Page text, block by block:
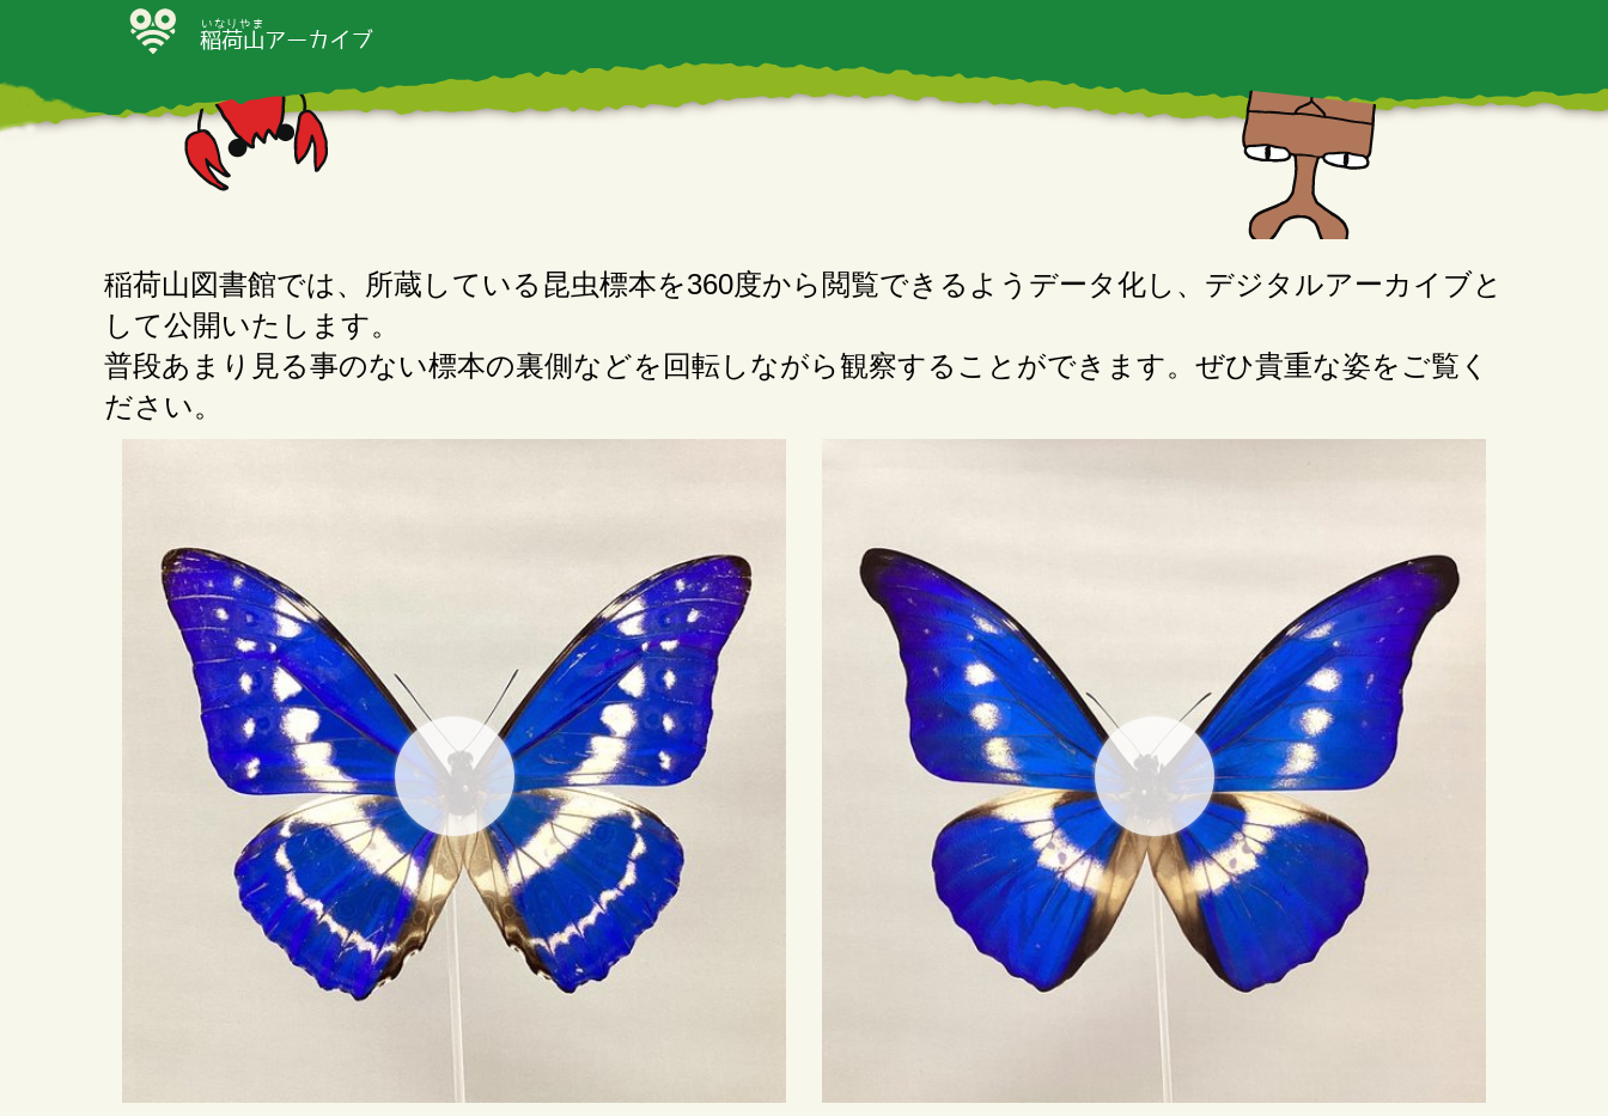
稲荷山
いなりやま
アーカイブ
稲荷山図書館では、所蔵している昆虫標本を360度から閲覧できるようデータ化し、デジタルアーカイブと
して公開いたします。
普段あまり見る事のない標本の裏側などを回転しながら観察することができます。ぜひ貴重な姿をご覧く
ださい。